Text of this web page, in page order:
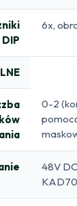
DIP
6x,
0-2
48V